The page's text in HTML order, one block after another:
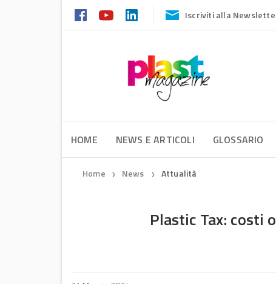
Iscriviti alla
HOME NEWS E ARTICOLI GLOSSARIO
Home ❯ News ❯ Attualità
Plastic Tax: costi